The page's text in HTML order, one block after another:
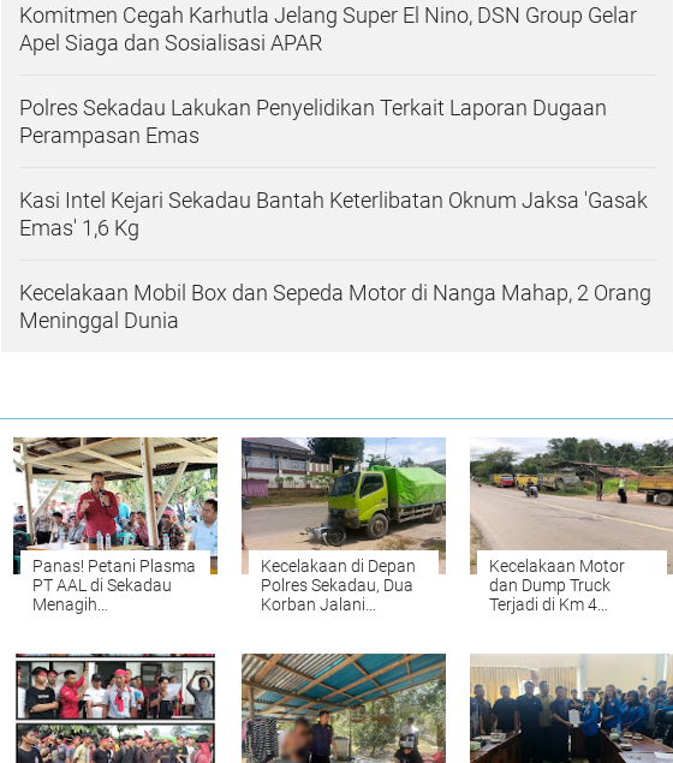
Komitmen Cegah Karhutla Jelang Super El Nino, DSN Group Gelar
Apel Siaga dan Sosialisasi APAR
Polres Sekadau Lakukan Penyelidikan Terkait Laporan Dugaan
Perampasan Emas
​Kasi Intel Kejari Sekadau Bantah Keterlibatan Oknum Jaksa 'Gasak
Emas' 1,6 Kg
Kecelakaan Mobil Box dan Sepeda Motor di Nanga Mahap, 2 Orang
Meninggal Dunia
Panas! Petani Plasma
PT AAL di Sekadau
Menagih
Kecelakaan di Depan
Polres Sekadau, Dua
Korban Jalani
Kecelakaan Motor
dan Dump Truck
Terjadi di Km 4